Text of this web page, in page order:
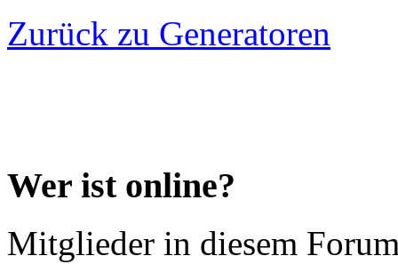
Zurück zu Generatoren
Wer ist online?
Mitglieder in diesem